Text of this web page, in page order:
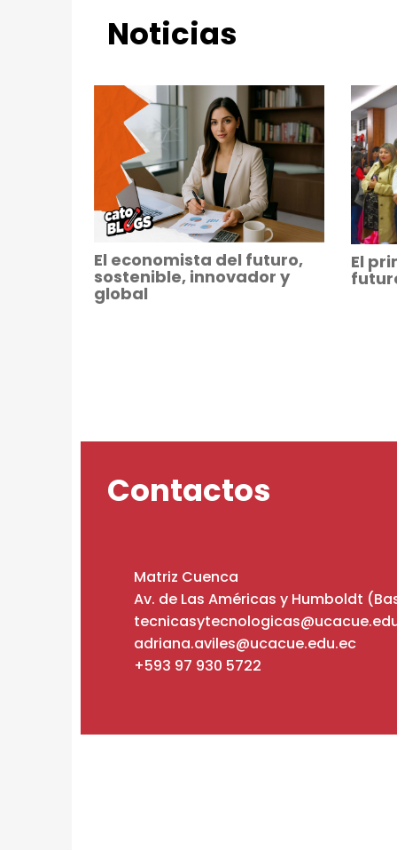
Noticias
El economista del futuro,
sostenible, innovador y
global
El
Contactos
Matriz Cuenca
Av. de Las Américas y Humboldt
adriana.aviles@ucacue.edu.ec
+593 97 930 5722